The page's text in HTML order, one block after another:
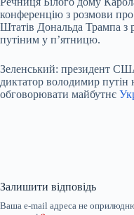
конференцію з розмови
Штатів Дональда Трампа з
путіним у п’ятницю.
Зеленський: президент
диктатор володимир путін
обговорювати майбутнє
Залишити відповідь
Ваша e-mail адреса не